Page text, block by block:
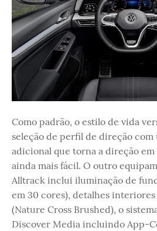
Como padrão, o estilo de vida
seleção de perfil de direção
adicional que torna a direção
ainda mais fácil. O outro
Alltrack inclui iluminação de
em 30 cores), detalhes
(Nature Cross Brushed), o
Discover Media incluindo App-